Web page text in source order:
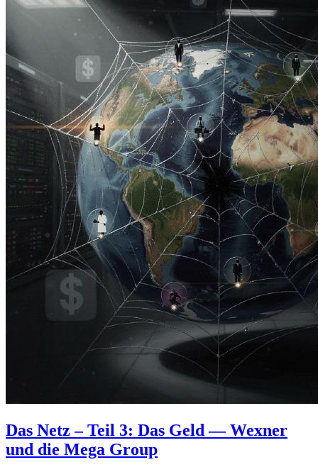
Das Netz – Teil 3: Das Geld — Wexner
und die Mega Group